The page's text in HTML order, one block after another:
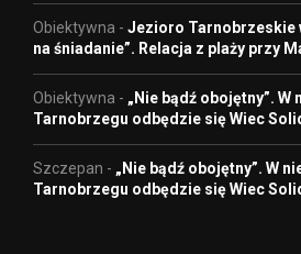
Obiektywna - Jezioro Tarnobrzeskie
na śniadanie”. Relacja z plaży przy
Obiektywna - „Nie bądź obojętny”. W
Tarnobrzegu odbędzie się Wiec
Szczepan - „Nie bądź obojętny”. W
Tarnobrzegu odbędzie się Wiec